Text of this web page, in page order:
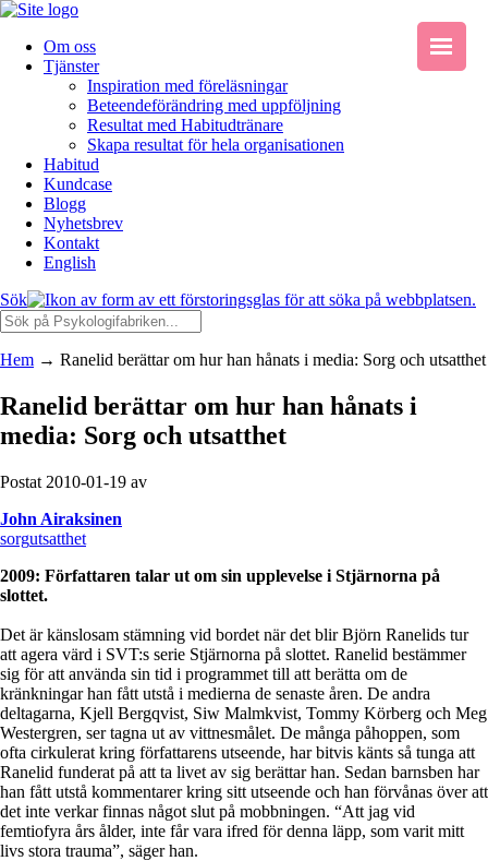
Om oss
Tjänster
Inspiration med föreläsningar
Beteendeförändring med uppföljning
Resultat med Habitudtränare
Skapa resultat för hela organisationen
Habitud
Kundcase
Blogg
Nyhetsbrev
Kontakt
English
Sök
Hem → Ranelid berättar om hur han hånats i media: Sorg och utsatthet
Ranelid berättar om hur han hånats i
media: Sorg och utsatthet
Postat 2010-01-19 av
John Airaksinen
sorgutsatthet
2009: Författaren talar ut om sin upplevelse i Stjärnorna på
slottet.
Det är känslosam stämning vid bordet när det blir Björn Ranelids tur
att agera värd i SVT:s serie Stjärnorna på slottet. Ranelid bestämmer
sig för att använda sin tid i programmet till att berätta om de
kränkningar han fått utstå i medierna de senaste åren. De andra
deltagarna, Kjell Bergqvist, Siw Malmkvist, Tommy Körberg och Meg
Westergren, ser tagna ut av vittnesmålet. De många påhoppen, som
ofta cirkulerat kring författarens utseende, har bitvis känts så tunga att
Ranelid funderat på att ta livet av sig berättar han. Sedan barnsben har
han fått utstå kommentarer kring sitt utseende och han förvånas över att
det inte verkar finnas något slut på mobbningen. “Att jag vid
femtiofyra års ålder, inte får vara ifred för denna läpp, som varit mitt
livs stora trauma”, säger han.